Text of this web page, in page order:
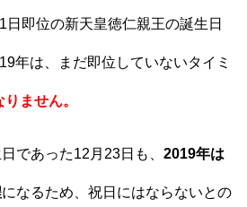
日即位の新天皇徳仁親王の誕生日
年は、まだ即位していないタイミ
ません。
であった12月23日も、 2019年は
になるため、祝日にはならないとの